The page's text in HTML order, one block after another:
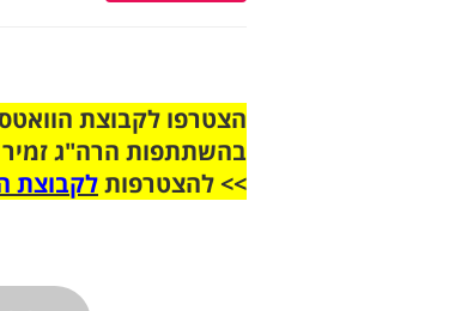
בהשתתפות הרה"ג
>> להצטרפותלקבוצת